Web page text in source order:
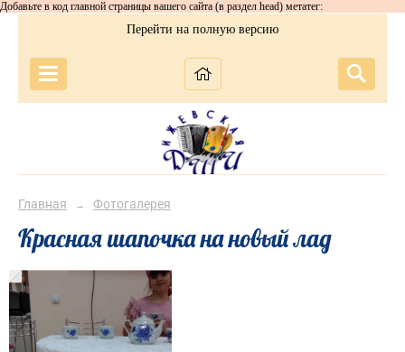
Добавьте в код главной страницы вашего сайта (в раздел head) метатег:
Перейти на полную версию
Главная → Фотогалерея
Красная шапочка на новый лад